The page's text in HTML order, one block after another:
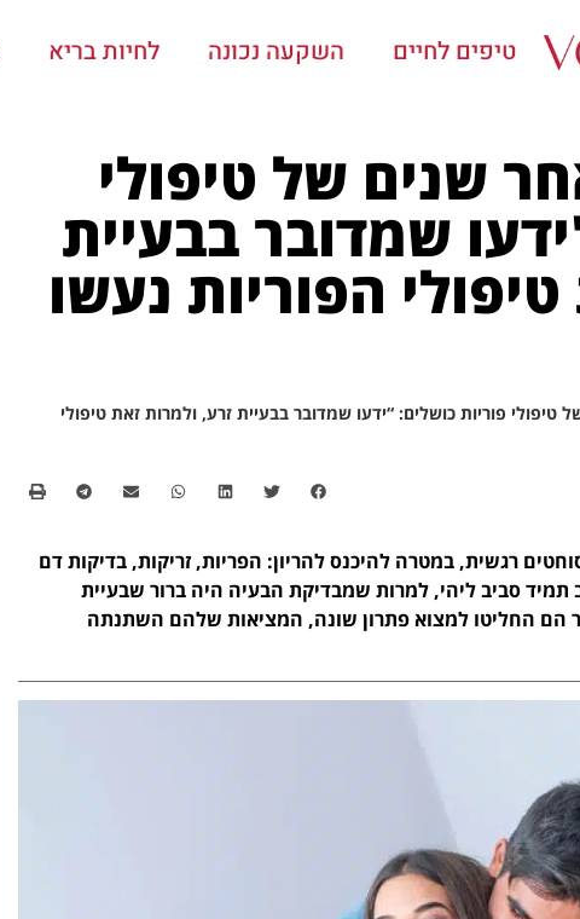
טיפים לחיים השקעה נכונה לחיות בריא
שנים של טיפולי
שמדובר בבעיית
הפוריות נעשו
פוריות כושלים: “ידעו שמדובר בבעיית זרע, ולמרות זאת טיפולי
וסוחטים רגשית, במטרה להיכנס להריון: הפריות, זריקות, בדיקות דם
תמיד סביב ליהי, למרות שמבדיקת הבעיה היה ברור שבעיית
הם החליטו למצוא פתרון שונה, המציאות שלהם השתנתה